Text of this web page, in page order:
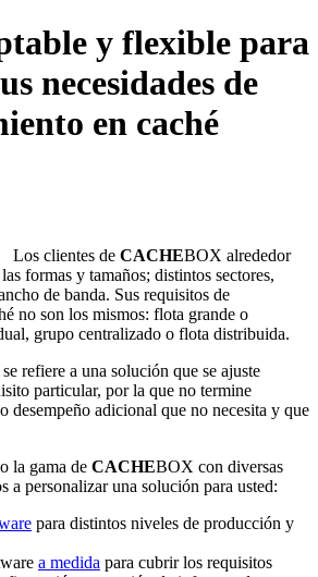
y flexible para
necesidades de
en caché
Los clientes de CACHEBOX alrededor
formas y tamaños; distintos sectores,
de banda. Sus requisitos de
no son los mismos: flota grande o
grupo centralizado o flota distribuida.
refiere a una solución que se ajuste
particular, por la que no termine
desempeño adicional que no necesita y que
la gama de CACHEBOX con diversas
a personalizar una solución para usted:
para distintos niveles de producción y
a medida para cubrir los requisitos